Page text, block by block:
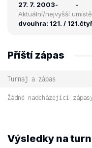
27. 7. 2003-
-
Aktuální/nejvyšší
dvouhra: 121. / 121.
Příští zápas
Turnaj a zápas
Žádné nadcházející
Výsledky na